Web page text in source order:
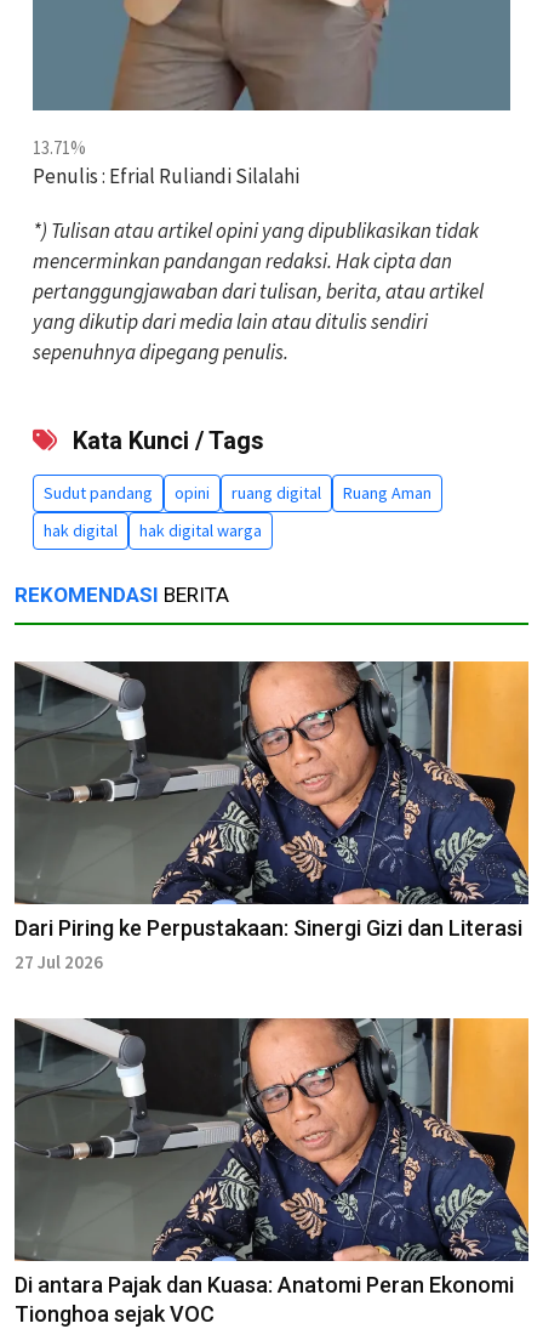
13.71%
Penulis : Efrial Ruliandi Silalahi
*) Tulisan atau artikel opini yang dipublikasikan tidak
mencerminkan pandangan redaksi. Hak cipta dan
pertanggungjawaban dari tulisan, berita, atau artikel
yang dikutip dari media lain atau ditulis sendiri
sepenuhnya dipegang penulis.
Kata Kunci / Tags
Sudut pandang opini ruang digital
Ruang Aman
hak digital
hak digital warga
REKOMENDASI BERITA
Dari Piring ke Perpustakaan: Sinergi Gizi dan Literasi
27 Jul 2026
Di antara Pajak dan Kuasa: Anatomi Peran Ekonomi
Tionghoa sejak VOC